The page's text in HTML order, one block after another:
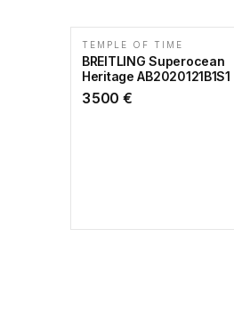
TEMPLE OF TIME
BREITLING Superocean
Heritage AB2020121B1S1
3 500 €